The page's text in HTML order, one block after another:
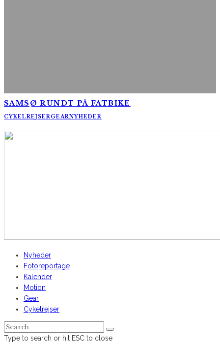
SAMSØ RUNDT PÅ FATBIKE
CYKELREJSERGEARNYHEDER
Nyheder
Fotoreportage
Kalender
Motion
Gear
Cykelrejser
Type to search or hit ESC to close